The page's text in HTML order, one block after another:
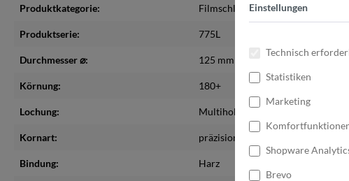
Produktkategorie: Filmschleifscheiben
Produktserie: 775L
Durchmesser ⌀: 125 mm
Körnung: 180+
Lochung: Multihole
Kornart: präzisionsgeformte Keramik
Bindung: Harz
Einstellungen
Technisch
Statistiken
Marketing
Shopware
Brevo